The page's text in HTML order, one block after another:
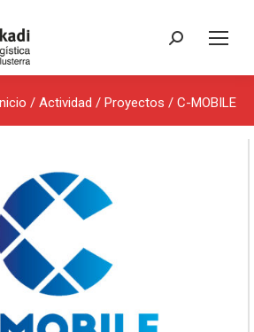
Buscar:
/ Actividad / Proyectos / C-MOBILE